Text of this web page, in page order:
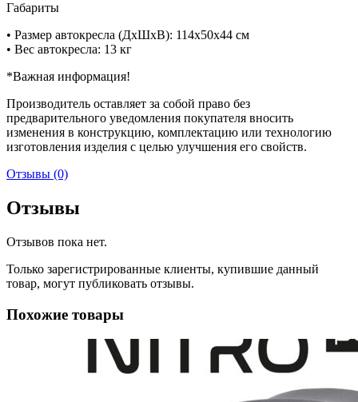
Габариты
• Размер автокресла (ДхШхВ): 114х50х44 см
• Вес автокресла: 13 кг
*Важная информация!
Производитель оставляет за собой право без
предварительного уведомления покупателя вносить
изменения в конструкцию, комплектацию или технологию
изготовления изделия с целью улучшения его свойств.
Отзывы (0)
Отзывы
Отзывов пока нет.
Только зарегистрированные клиенты, купившие данный
товар, могут публиковать отзывы.
Похожие товары